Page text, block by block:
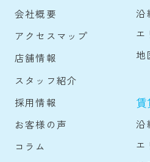
会社概要
アクセスマップ
店舗情報
スタッフ紹介
採用情報
お客様の声
コラム
沿
エ
地
沿
エ